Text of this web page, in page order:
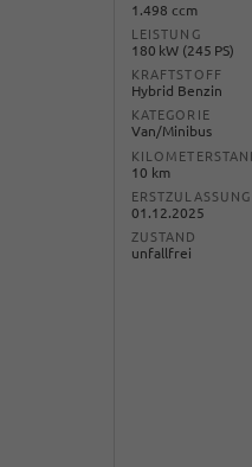
1.498 ccm
LEISTUNG
180 kW (245 PS)
KRAFTSTOFF
Hybrid Benzin
KATEGORIE
Van/Minibus
10 km
ERSTZULASSUNG
01.12.2025
ZUSTAND
unfallfrei